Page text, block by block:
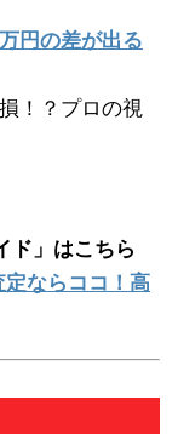
円の差が出る
！？プロの視
ド」はこちら
定ならココ！高